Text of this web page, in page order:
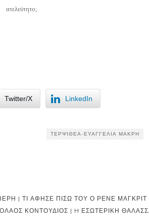
ατελεύτητο;
Twitter/X LinkedIn
ΤΕΡΨΙΘΈΑ-ΕΥΑΓΓΕΛΊΑ ΜΑΚΡΉ
| ΤΙ ΆΦΗΣΕ ΠΊΣΩ ΤΟΥ Ο ΡΕΝΈ ΜΑΓΚΡΊΤ
ΚΟΝΤΟΥΔΙΌΣ | H ΕΣΩΤΕΡΙΚΉ